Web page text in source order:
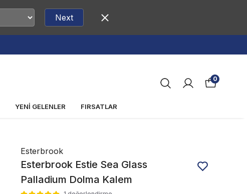
Next
YENİ GELENLER FIRSATLAR
0
Esterbrook
Esterbrook Estie Sea Glass
Palladium Dolma Kalem